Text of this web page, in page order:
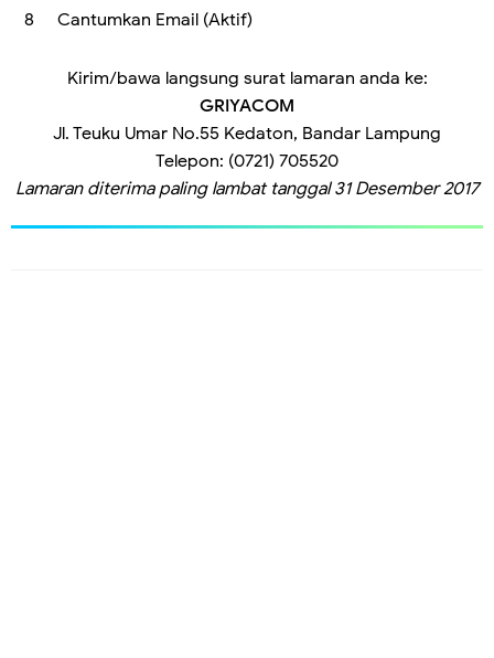
Cantumkan Email (Aktif)
Kirim/bawa langsung surat lamaran anda ke:
GRIYACOM
Jl. Teuku Umar No.55 Kedaton, Bandar Lampung
Telepon: (0721) 705520
Lamaran diterima paling lambat tanggal 31 Desember 2017